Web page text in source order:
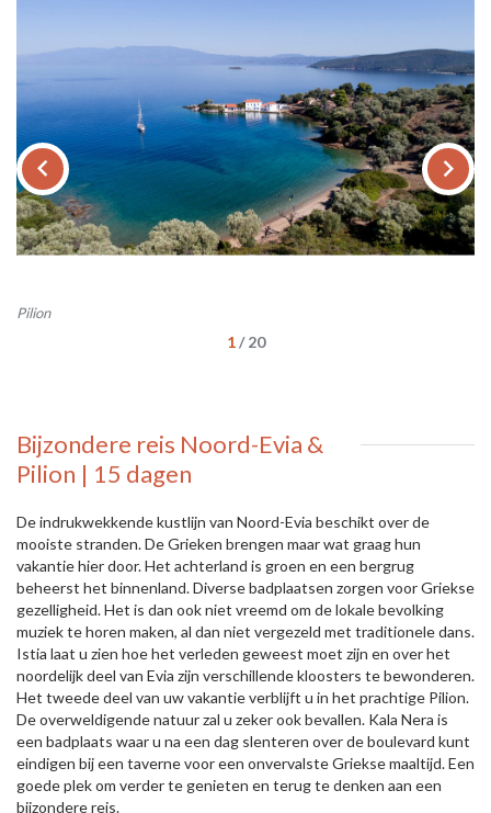
Pilion
keyboard_arrow_left keyboard_arrow_right
1/20
Bijzondere reis Noord-Evia &
Pilion | 15 dagen
De indrukwekkende kustlijn van Noord-Evia beschikt over de
mooiste stranden. De Grieken brengen maar wat graag hun
vakantie hier door. Het achterland is groen en een bergrug
beheerst het binnenland. Diverse badplaatsen zorgen voor Griekse
gezelligheid. Het is dan ook niet vreemd om de lokale bevolking
muziek te horen maken, al dan niet vergezeld met traditionele dans.
Istia laat u zien hoe het verleden geweest moet zijn en over het
noordelijk deel van Evia zijn verschillende kloosters te bewonderen.
Het tweede deel van uw vakantie verblijft u in het prachtige Pilion.
De overweldigende natuur zal u zeker ook bevallen. Kala Nera is
een badplaats waar u na een dag slenteren over de boulevard kunt
eindigen bij een taverne voor een onvervalste Griekse maaltijd. Een
goede plek om verder te genieten en terug te denken aan een
bijzondere reis.